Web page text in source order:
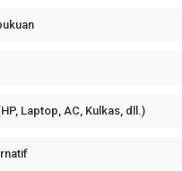
Laptop, AC, Kulkas, dll.)